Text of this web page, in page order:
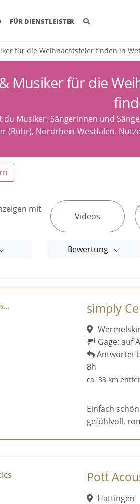
FÜR DIENSTLEISTER
für die Weihnachtsfeier finden in
Musiker für die
du Musiker, Sängerinnen und
(Ruhr), Nordrhein-Westfalen.
mit
Videos
Bewertung
simply
Gage: auf
Antwortet
8h
ca. 33 km
Einfach
gefühlvoll,
Pott
Hattingen